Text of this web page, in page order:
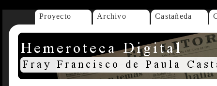
Proyecto Archivo Castañeda